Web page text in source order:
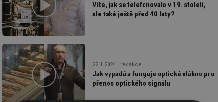
Víte, jak se telefonovalo v 19. století,
ale také ještě před 40 lety?
22.1.2024 redakce
Jak vypadá a funguje optické vlákno pro
přenos optického signálu